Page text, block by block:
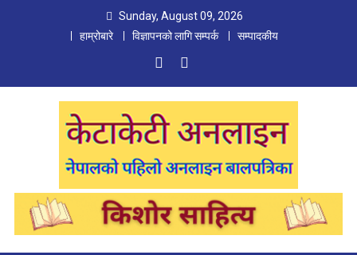
Sunday, August 09, 2026
हाम्रोबारे
विज्ञापनको लागि सम्पर्क सम्पादकीय
Ketaketi Online
First Nepali Online Magazine For Children